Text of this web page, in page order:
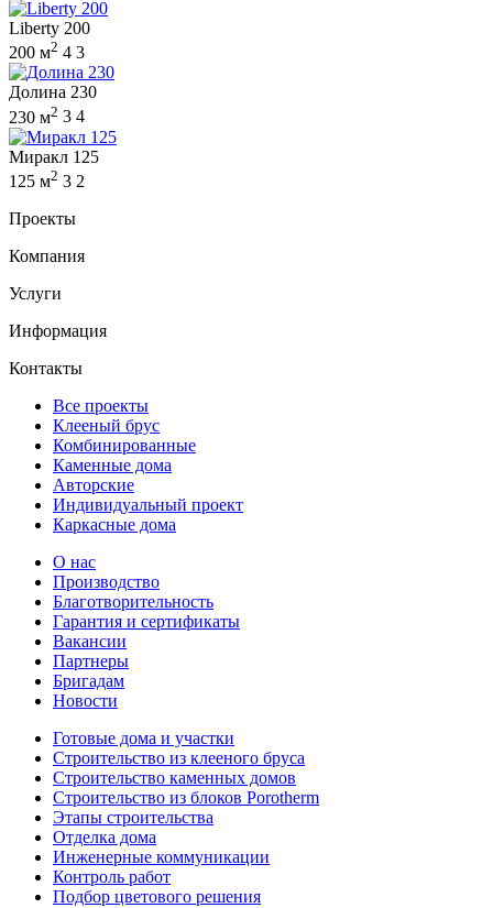
Liberty 200
200 м2 4 3
Долина 230
230 м2 3 4
Миракл 125
125 м2 3 2
Проекты
Компания
Услуги
Информация
Контакты
Все проекты
Клееный брус
Комбинированные
Каменные дома
Авторские
Индивидуальный проект
Каркасные дома
О нас
Производство
Благотворительность
Гарантия и сертификаты
Вакансии
Партнеры
Бригадам
Новости
Готовые дома и участки
Строительство из клееного бруса
Строительство каменных домов
Строительство из блоков Porotherm
Этапы строительства
Отделка дома
Инженерные коммуникации
Контроль работ
Подбор цветового решения